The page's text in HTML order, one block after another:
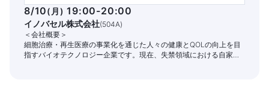
8/10( 月) 19:00-20:00
イノバセル株式会社(504A)
＜会社概要＞
細胞治療・再生医療の事業化を通じた人々の健康とQOLの向上を目
指すバイオテクノロジー企業です。現在、失禁領域における自家細